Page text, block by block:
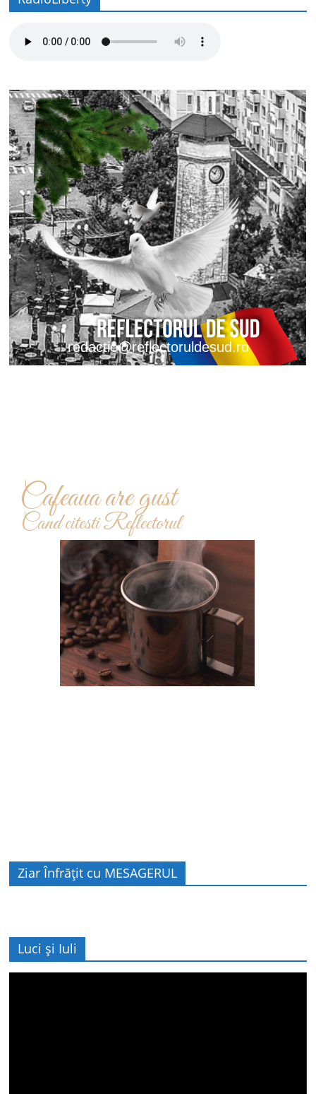
redactie@reflectoruldesud.ro
Cafeaua are gust
Cand citesti Reflectorul
Ziar Înfrățit cu MESAGERUL
Luci și Iuli